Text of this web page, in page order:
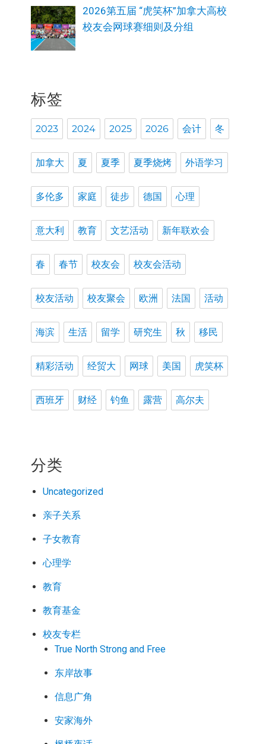
2026第五届 “虎笑杯”加拿大高校
校友会网球赛细则及分组
标签
2023 2024 2025 2026 会计 冬
加拿大 夏 夏季 夏季烧烤 外语学习
多伦多 家庭 徒步 德国 心理
意大利 教育 文艺活动 新年联欢会
春 春节 校友会 校友会活动
校友活动 校友聚会 欧洲 法国 活动
海滨 生活 留学 研究生 秋 移民
精彩活动 经贸大 网球 美国 虎笑杯
西班牙 财经 钓鱼 露营 高尔夫
分类
Uncategorized
亲子关系
子女教育
心理学
教育
教育基金
校友专栏
True North Strong and Free
东岸故事
信息广角
安家海外